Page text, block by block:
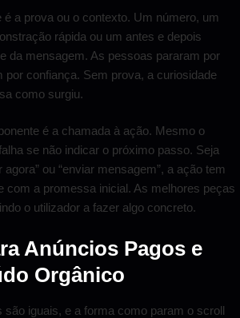
é a prova ou o contexto. Um número, um
rápida ou um antes e depois
da mensagem. As pessoas pararam por
por confiança. Sem prova, a curiosidade
como surgiu.
é a chamada à ação. Mesmo o
se não indicar o próximo passo. Seja
agora” ou “enviar mensagem”, a ação tem
com a promessa inicial. As melhores peças
o utilizador a fazer algo concreto.
Anúncios Pagos e
Orgânico
são iguais, e a forma como param o scroll